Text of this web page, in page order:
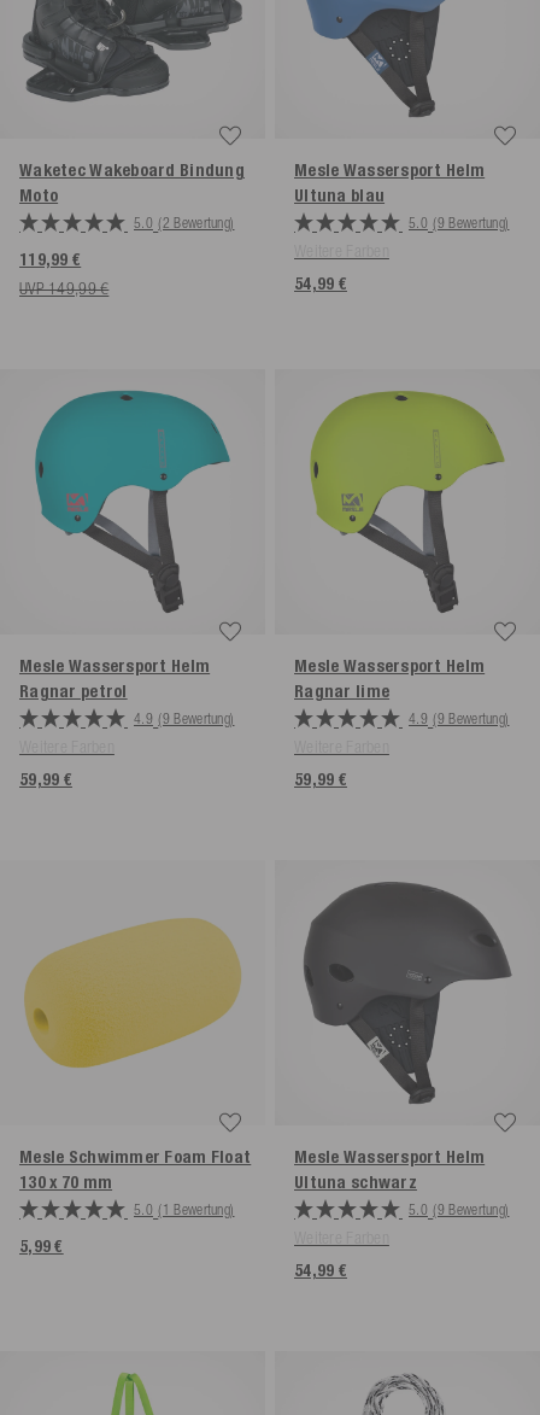
Waketec Wakeboard Bindung
Moto
5.0 (2 Bewertung)
119,99 €
UVP 149,99 €
Mesle Wassersport Helm
Ultuna blau
5.0 (9 Bewertung)
54,99 €
Mesle Wassersport Helm
Ragnar petrol
4.9 (9 Bewertung)
59,99 €
Mesle Wassersport Helm
Ragnar lime
4.9 (9 Bewertung)
59,99 €
Mesle Schwimmer Foam Float
130 x 70 mm
5.0 (1 Bewertung)
5,99 €
Mesle Wassersport Helm
Ultuna schwarz
5.0 (9 Bewertung)
54,99 €